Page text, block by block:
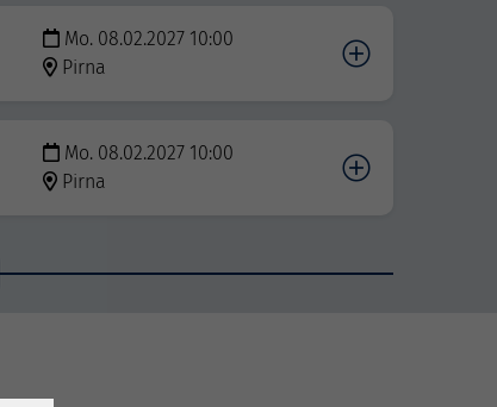
Mo. 08.02.2027 10:00
Pirna
Mo. 08.02.2027 10:00
Pirna